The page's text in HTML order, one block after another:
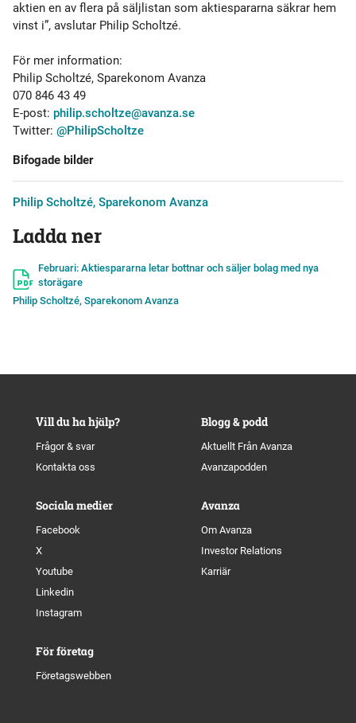
aktien en av flera på säljlistan som aktiespararna säkrar hem
vinst i”, avslutar Philip Scholtzé.
För mer information:
Philip Scholtzé, Sparekonom Avanza
070 846 43 49
E-post: philip.scholtze@avanza.se
Twitter: @PhilipScholtze
Bifogade bilder
Philip Scholtzé, Sparekonom Avanza
Ladda ner
Februari: Aktiespararna letar bottnar och säljer bolag med nya
storägare
Philip Scholtzé, Sparekonom Avanza
Vill du ha hjälp?
Frågor & svar
Kontakta oss
Blogg & podd
Aktuellt Från Avanza
Avanzapodden
Sociala medier
Facebook
X
Youtube
Linkedin
Instagram
Avanza
Om Avanza
Investor Relations
Karriär
För företag
Företagswebben